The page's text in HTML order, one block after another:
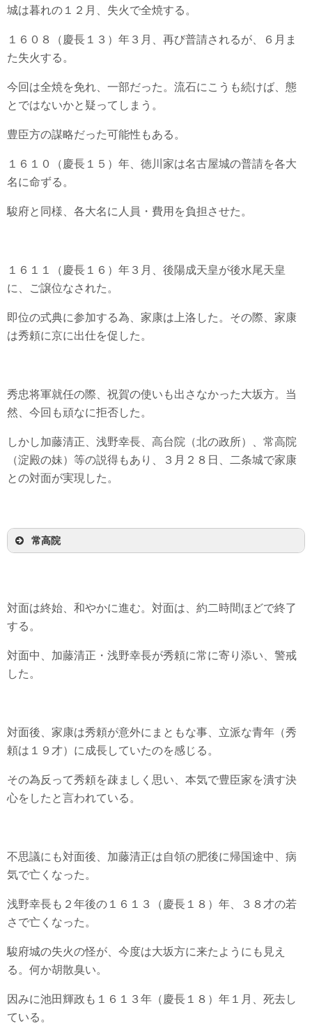
城は暮れの１２月、失火で全焼する。
１６０８（慶長１３）年３月、再び普請されるが、６月ま
た失火する。
今回は全焼を免れ、一部だった。流石にこうも続けば、態
とではないかと疑ってしまう。
豊臣方の謀略だった可能性もある。
１６１０（慶長１５）年、徳川家は名古屋城の普請を各大
名に命ずる。
駿府と同様、各大名に人員・費用を負担させた。
１６１１（慶長１６）年３月、後陽成天皇が後水尾天皇
に、ご譲位なされた。
即位の式典に参加する為、家康は上洛した。その際、家康
は秀頼に京に出仕を促した。
秀忠将軍就任の際、祝賀の使いも出さなかった大坂方。当
然、今回も頑なに拒否した。
しかし加藤清正、浅野幸長、高台院（北の政所）、常高院
（淀殿の妹）等の説得もあり、３月２８日、二条城で家康
との対面が実現した。
常高院
対面は終始、和やかに進む。対面は、約二時間ほどで終了
する。
対面中、加藤清正・浅野幸長が秀頼に常に寄り添い、警戒
した。
対面後、家康は秀頼が意外にまともな事、立派な青年（秀
頼は１９才）に成長していたのを感じる。
その為反って秀頼を疎ましく思い、本気で豊臣家を潰す決
心をしたと言われている。
不思議にも対面後、加藤清正は自領の肥後に帰国途中、病
気で亡くなった。
浅野幸長も２年後の１６１３（慶長１８）年、３８才の若
さで亡くなった。
駿府城の失火の怪が、今度は大坂方に来たようにも見え
る。何か胡散臭い。
因みに池田輝政も１６１３年（慶長１８）年１月、死去し
ている。